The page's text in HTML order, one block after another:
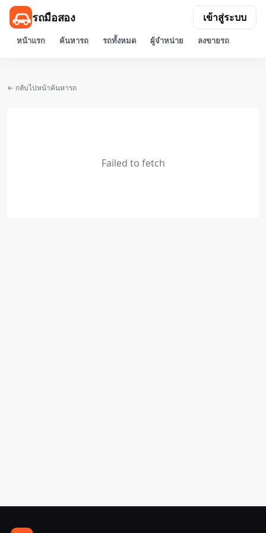
รถมือสอง
หน้าแรก ค้นหารถ รถทั้งหมด ผู้จำหน่าย ลงขายรถ
เข้าสู่ระบบ
← กลับไปหน้าค้นหารถ
Failed to fetch